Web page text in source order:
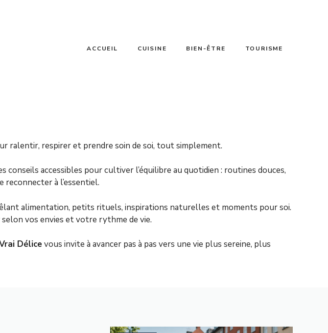
ACCUEIL CUISINE BIEN-ÊTRE TOURISME
ralentir, respirer et prendre soin de soi, tout simplement.
conseils accessibles pour cultiver l’équilibre au quotidien : routines douces,
reconnecter à l’essentiel.
alimentation, petits rituels, inspirations naturelles et moments pour soi.
selon vos envies et votre rythme de vie.
Délicevous invite à avancer pas à pas vers une vie plus sereine, plus